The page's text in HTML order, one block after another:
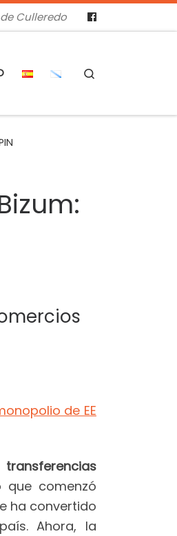
Culleredo
de EE
que comenzó
ha convertido
Ahora, la